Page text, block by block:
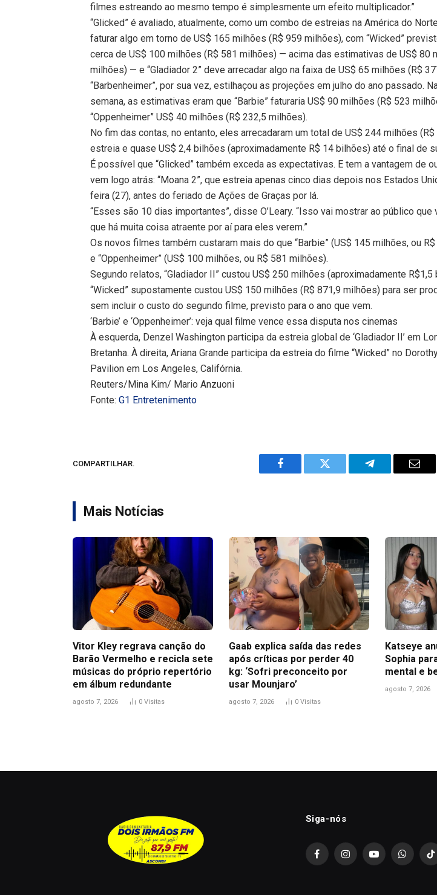
filmes estreando ao mesmo tempo é simplesmente um efeito multiplicador.”
“Glicked” é avaliado, atualmente, como um combo de estreias na América do
faturar algo em torno de US$ 165 milhões (R$ 959 milhões), com “Wicked”
cerca de US$ 100 milhões (R$ 581 milhões) — acima das estimativas de US$ 80
milhões) — e “Gladiador 2” deve arrecadar algo na faixa de US$ 65 milhões (R$
“Barbenheimer”, por sua vez, estilhaçou as projeções em julho do ano passado.
semana, as estimativas eram que “Barbie” faturaria US$ 90 milhões (R$ 523
“Oppenheimer” US$ 40 milhões (R$ 232,5 milhões).
No fim das contas, no entanto, eles arrecadaram um total de US$ 244 milhões (R$
estreia e quase US$ 2,4 bilhões (aproximadamente R$ 14 bilhões) até o final de
É possível que “Glicked” também exceda as expectativas. E tem a vantagem de
vem logo atrás: “Moana 2”, que estreia apenas cinco dias depois nos Estados
feira (27), antes do feriado de Ações de Graças por lá.
“Esses são 10 dias importantes”, disse O’Leary. “Isso vai mostrar ao público que
que há muita coisa atraente por aí para eles verem.”
Os novos filmes também custaram mais do que “Barbie” (US$ 145 milhões, ou
e “Oppenheimer” (US$ 100 milhões, ou R$ 581 milhões).
Segundo relatos, “Gladiador II” custou US$ 250 milhões (aproximadamente R$1,5
“Wicked” supostamente custou US$ 150 milhões (R$ 871,9 milhões) para ser
sem incluir o custo do segundo filme, previsto para o ano que vem.
‘Barbie’ e ‘Oppenheimer’: veja qual filme vence essa disputa nos cinemas
À esquerda, Denzel Washington participa da estreia global de ‘Gladiador II’ em
Bretanha. À direita, Ariana Grande participa da estreia do filme “Wicked” no
Pavilion em Los Angeles, Califórnia.
Reuters/Mina Kim/ Mario Anzuoni
Fonte:G1 Entretenimento
COMPARTILHAR.
Facebook Twitter Telegram
Mais Notícias
Vitor Kley regrava canção do
Barão Vermelho e recicla sete
músicas do próprio repertório
em álbum redundante
agosto 7, 2026 0 Visitas
Gaab explica saída das redes
após críticas por perder 40
kg: ‘Sofri preconceito por
usar Mounjaro’
agosto 7, 2026 0 Visitas
Katseye
Sophia
mental e
agosto 7, 2026
Siga-nós
FacebookInstagramYouTube